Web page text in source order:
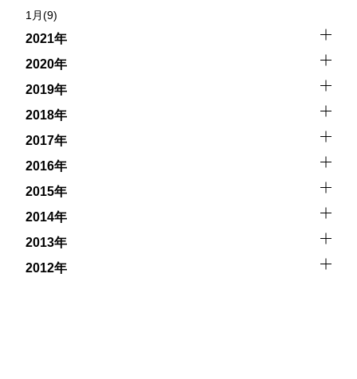
1月(9)
2021年
2020年
2019年
2018年
2017年
2016年
2015年
2014年
2013年
2012年